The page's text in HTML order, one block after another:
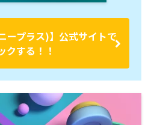
ープラス)】公式サイトで
クする！！